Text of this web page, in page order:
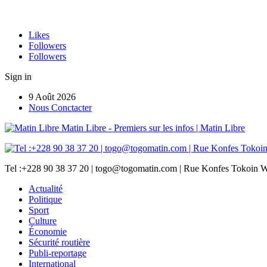
Likes
Followers
Followers
Sign in
9 Août 2026
Nous Conctacter
Matin Libre - Premiers sur les infos | Matin Libre
Tel :+228 90 38 37 20 | togo@togomatin.com | Rue Konfes Tokoin
Actualité
Politique
Sport
Culture
Économie
Sécurité routière
Publi-reportage
International